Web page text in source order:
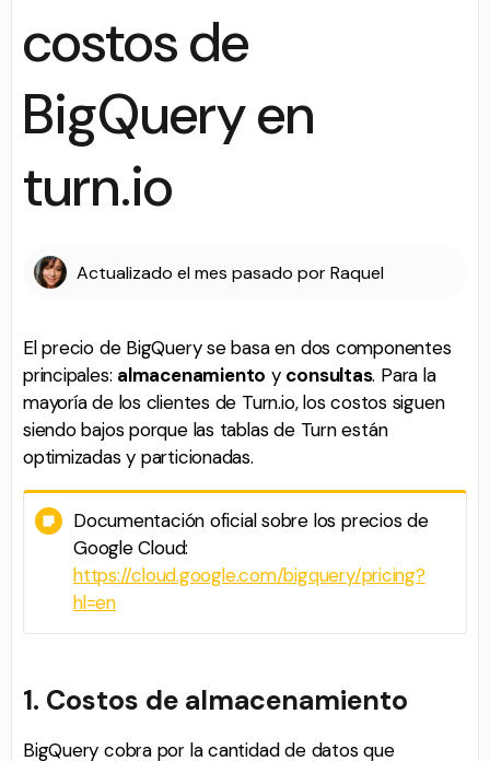
costos de
BigQuery en
turn.io
Actualizado el mes pasado porRaquel
El precio de BigQuery se basa en dos componentes
principales: almacenamiento y consultas. Para la
mayoría de los clientes de Turn.io, los costos siguen
siendo bajos porque las tablas de Turn están
optimizadas y particionadas.
Documentación oficial sobre los precios de
Google Cloud:
https://cloud.google.com/bigquery/pricing?
hl=en
1. Costos de almacenamiento
BigQuery cobra por la cantidad de datos que